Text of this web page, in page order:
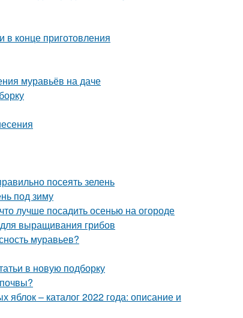
в конце приготовления
муравьёв на даче
посеять зелень
под зиму
лучше посадить осенью на огороде
выращивания грибов
муравьев?
в новую подборку
– каталог 2022 года: описание и